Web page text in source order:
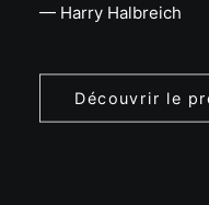
— Harry Halbreich
Découvrir le